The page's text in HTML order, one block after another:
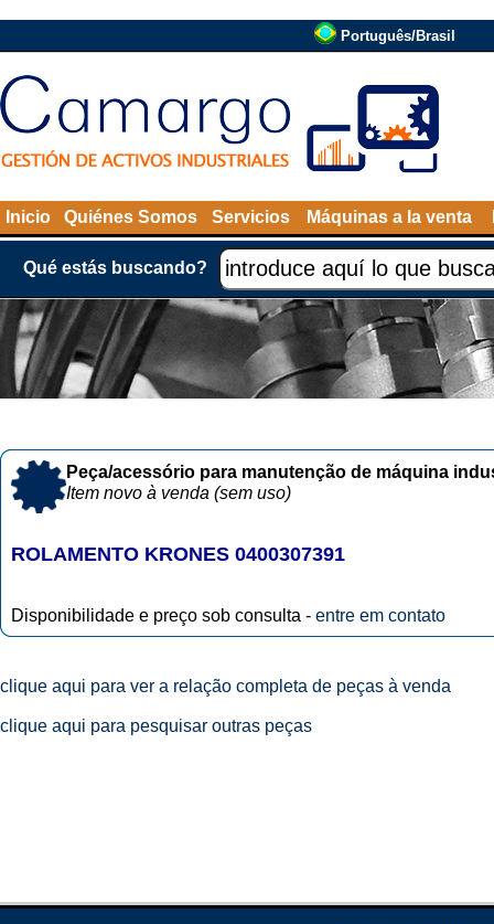
Português/Brasil
Inicio Quiénes Somos Servicios Máquinas a la venta
Qué estás buscando?
Peça/acessório para manutenção de máquina
Item novo à venda (sem uso)
ROLAMENTO KRONES 0400307391
Disponibilidade e preço sob consulta - entre em contato
clique aqui para ver a relação completa de peças à venda
clique aqui para pesquisar outras peças